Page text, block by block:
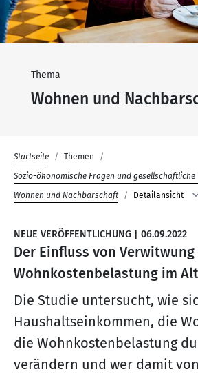
Thema
Wohnen und
Startseite
Themen
Sozio-ökonomische Fragen und gesellschaftliche
Wohnen und Nachbarschaft
Detailansicht
NEUE VERÖFFENTLICHUNG 06.09.2022
Der Einfluss von
Wohnkostenbelastung im
Die Studie untersucht, wie
Haushaltseinkommen, die
die Wohnkostenbelastung
verändern und wer damit